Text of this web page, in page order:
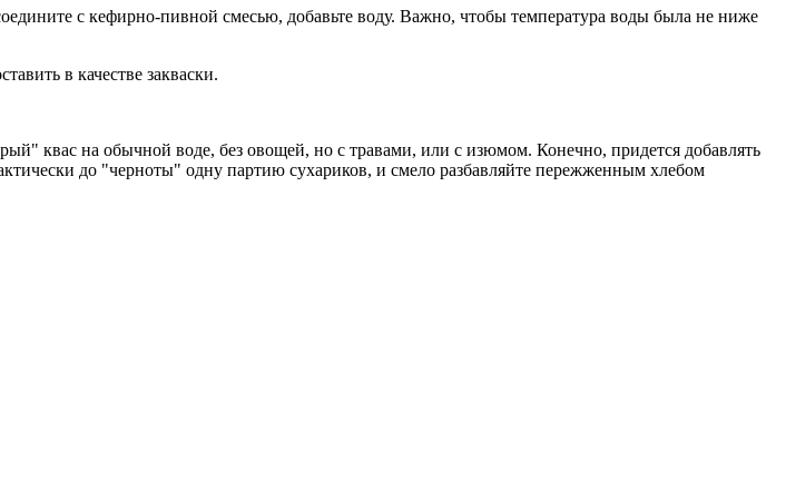
с кефирно-пивной смесью, добавьте воду. Важно, чтобы температура воды была не ниже
в качестве закваски.
квас на обычной воде, без овощей, но с травами, или с изюмом. Конечно, придется добавлять
до "черноты" одну партию сухариков, и смело разбавляйте пережженным хлебом